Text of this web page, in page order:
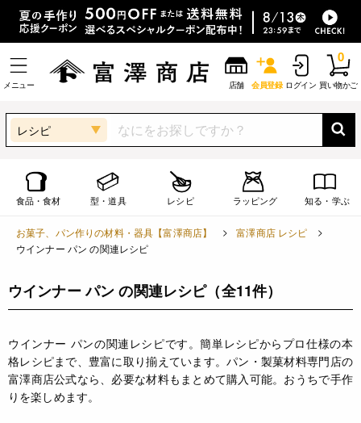
メニュー 店舗 会員登録 ログイン 買い物かご
0
レシピ
食品・食材 型・道具 レシピ ラッピング 知る・学ぶ
お菓子、パン作りの材料・器具【富澤商店】
富澤商店 レシピ
ウインナー パン の関連レシピ
ウインナー パン の関連レシピ（全11件）
ウインナー パンの関連レシピです。簡単レシピからプロ仕様の本
格レシピまで、豊富に取り揃えています。パン・製菓材料専門店の
富澤商店公式なら、必要な材料もまとめて購入可能。おうちで手作
りを楽しめます。